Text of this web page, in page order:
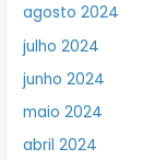
agosto 2024
julho 2024
junho 2024
maio 2024
abril 2024